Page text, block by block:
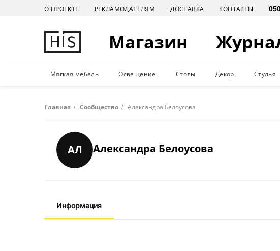
О ПРОЕКТЕ РЕКЛАМОДАТЕЛЯМ ДОСТАВКА КОНТАКТЫ
Магазин
Мягкая мебель Освещение Столы Декор Стулья
Главная / Сообщество / Александра Белоусова
АЛ Александра Белоусова
Информация